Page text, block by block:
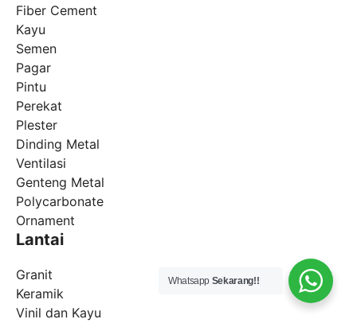
Fiber Cement
Kayu
Semen
Pagar
Pintu
Perekat
Plester
Dinding Metal
Ventilasi
Genteng Metal
Polycarbonate
Ornament
Lantai
Granit
Keramik
Vinil dan Kayu
Whatsapp Sekarang!!